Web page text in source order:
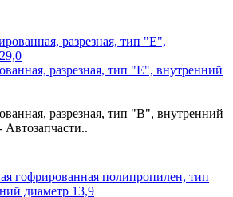
разрезная, тип "Е", внутренний
разрезная, тип "В", внутренний
Автозапчасти..